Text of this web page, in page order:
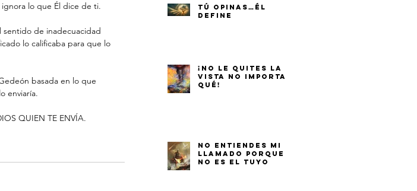
lo que Él dice de ti.
sentido de inadecuacidad
lo calificaba para que lo
basada en lo que
enviaría.
QUIEN TE ENVÍA.
TÚ OPINAS…ÉL
DEFINE
¡NO LE QUITES LA
VISTA NO IMPORTA
QUÉ!
NO ENTIENDES MI
LLAMADO PORQUE
NO ES EL TUYO